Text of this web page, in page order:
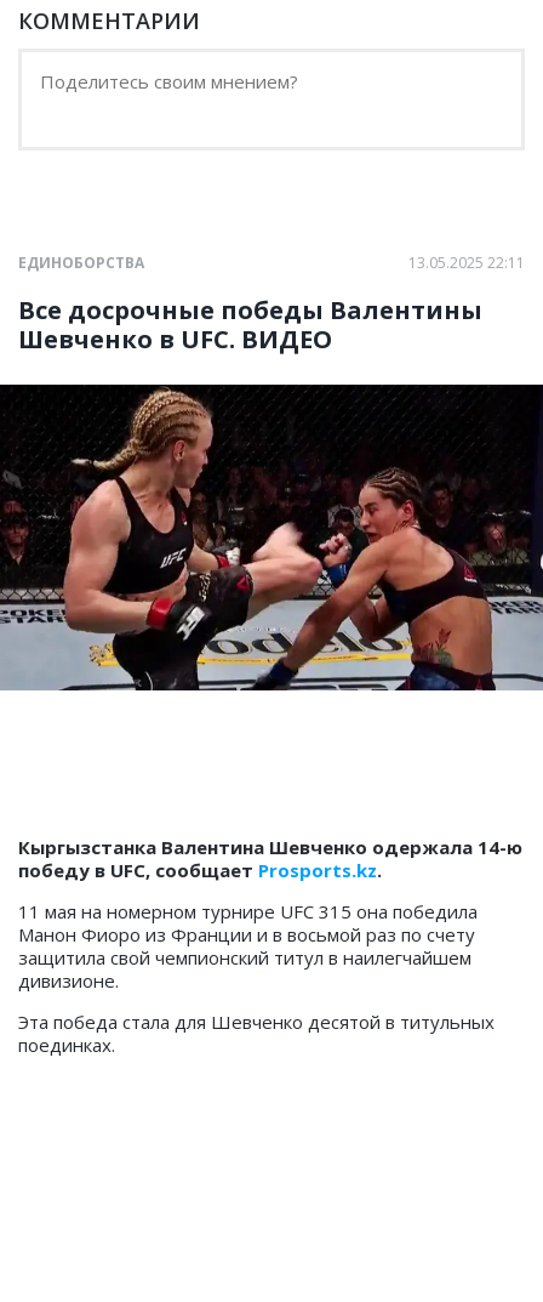
КОММЕНТАРИИ
ЕДИНОБОРСТВА 13.05.2025 22:11
Все досрочные победы Валентины
Шевченко в UFC. ВИДЕО
Кыргызстанка Валентина Шевченко одержала 14-ю
победу в UFC, сообщает Prosports.kz.
11 мая на номерном турнире UFC 315 она победила
Манон Фиоро из Франции и в восьмой раз по счету
защитила свой чемпионский титул в наилегчайшем
дивизионе.
Эта победа стала для Шевченко десятой в титульных
поединках.